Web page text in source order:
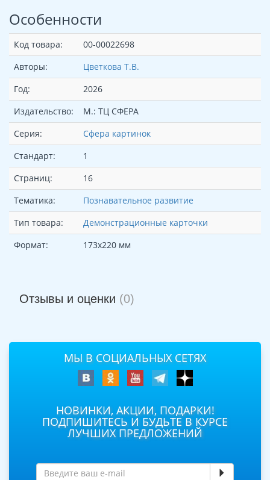
Особенности
Код товара:
00-00022698
Авторы:
Цветкова Т.В.
Год:
2026
Издательство:
М.: ТЦ СФЕРА
Серия:
Сфера картинок
Стандарт:
1
Страниц:
16
Тематика:
Познавательное развитие
Тип товара:
Демонстрационные карточки
Формат:
173х220 мм
Отзывы и оценки (0)
МЫ В СОЦИАЛЬНЫХ СЕТЯХ
НОВИНКИ, АКЦИИ, ПОДАРКИ!
ПОДПИШИТЕСЬ И БУДЬТЕ В КУРСЕ
ЛУЧШИХ ПРЕДЛОЖЕНИЙ